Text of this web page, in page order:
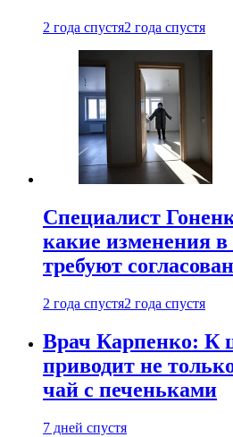
2 года спустя2 года спустя
Специалист
какие изменения в
требуют
2 года спустя2 года спустя
Врач Карпенко: К
приводит не
чай с печеньками
7 дней спустя